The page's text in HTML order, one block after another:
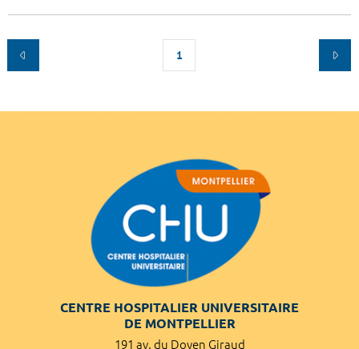
1
CENTRE HOSPITALIER UNIVERSITAIRE
DE MONTPELLIER
191 av. du Doyen Giraud